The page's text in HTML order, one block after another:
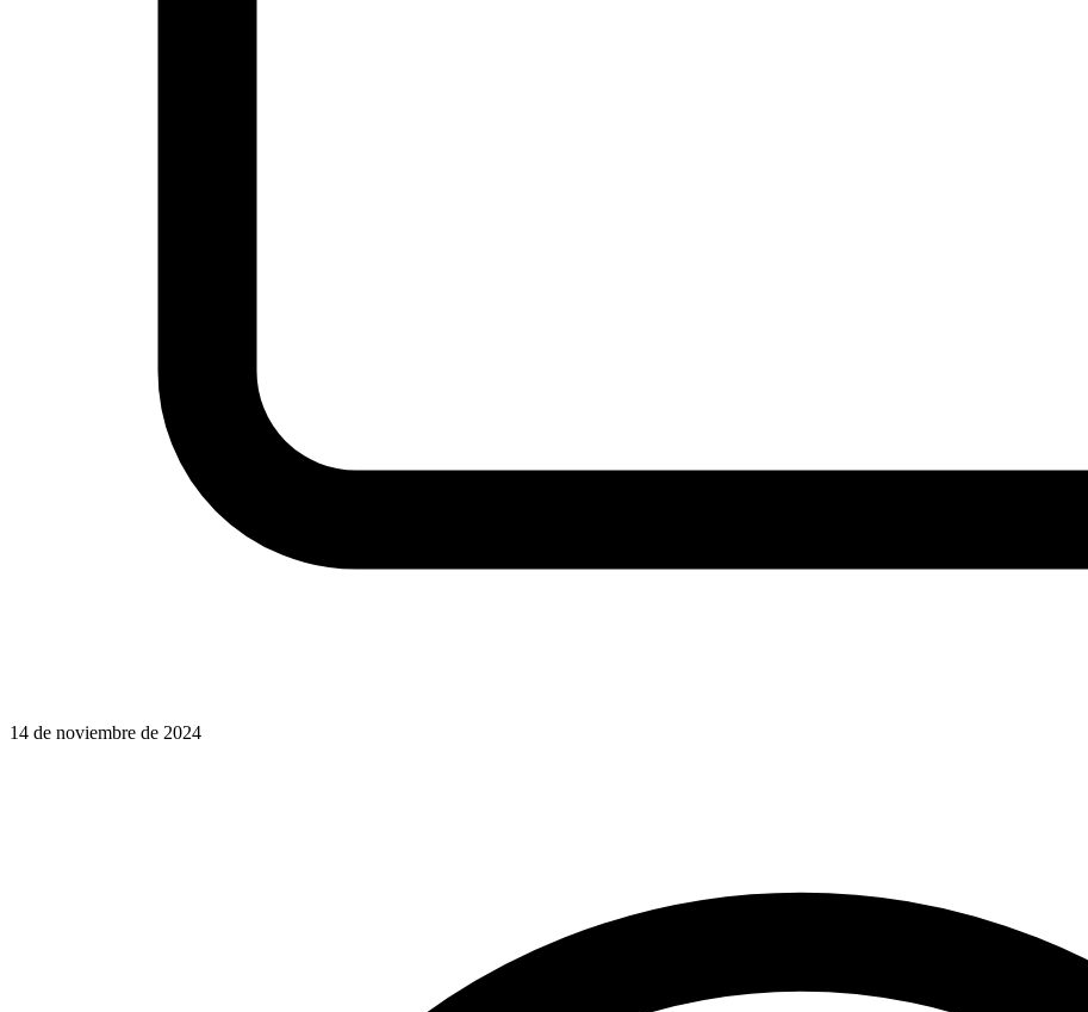
14 de noviembre de 2024